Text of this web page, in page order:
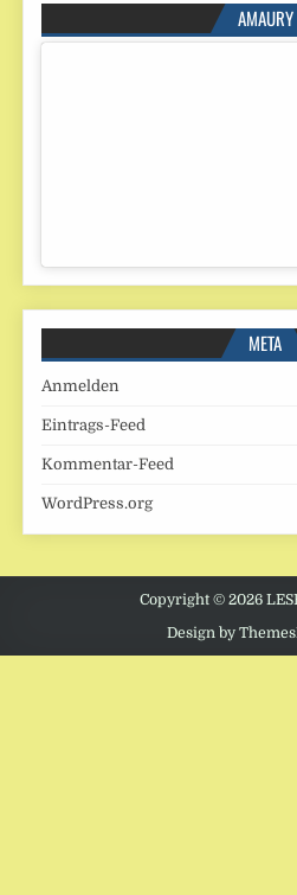
AMAURY
META
Anmelden
Eintrags-Feed
Kommentar-Feed
WordPress.org
Copyright © 2026
Design by